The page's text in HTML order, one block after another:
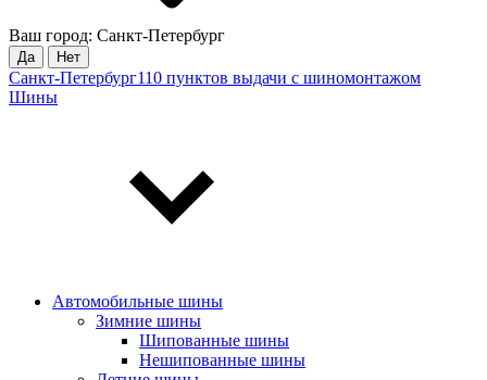
Ваш город: Санкт-Петербург
Да Нет
Санкт-Петербург110 пунктов выдачи с шиномонтажом
Шины
Автомобильные шины
Зимние шины
Шипованные шины
Нешипованные шины